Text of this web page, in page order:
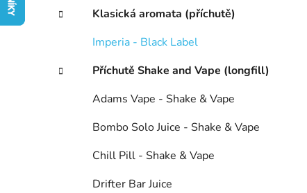
n
a
e
Klasická aromata (příchutě)
Imperia - Black Label
Příchutě Shake and Vape (longfill)
Adams Vape - Shake & Vape
Bombo Solo Juice - Shake & Vape
Chill Pill - Shake & Vape
Drifter Bar Juice